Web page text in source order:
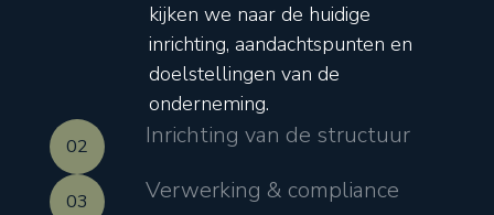
kijken we naar de huidige
inrichting, aandachtspunten en
doelstellingen van de
onderneming.
02 Inrichting van de structuur
03 Verwerking & compliance